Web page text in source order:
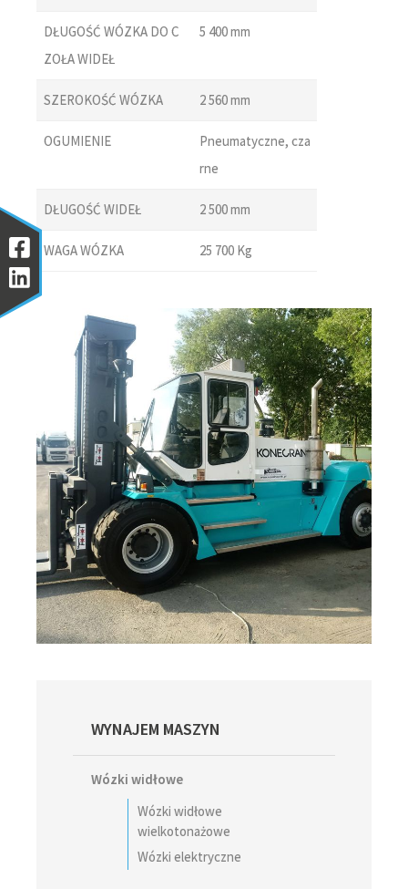
DŁUGOŚĆ WÓZKA DO C
ZOŁA WIDEŁ
5 400 mm
SZEROKOŚĆ WÓZKA 2 560 mm
OGUMIENIE
Pneumatyczne, cza
rne
DŁUGOŚĆ WIDEŁ 2 500 mm
WAGA WÓZKA 25 700 Kg
Primary
WYNAJEM MASZYN
Wózki widłowe
Wózki widłowe
wielkotonażowe
Wózki elektryczne